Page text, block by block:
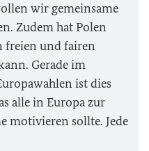
wir gemeinsame
Zudem hat Polen
freien und fairen
Gerade im
ist dies
alle in Europa zur
motivieren sollte. Jede